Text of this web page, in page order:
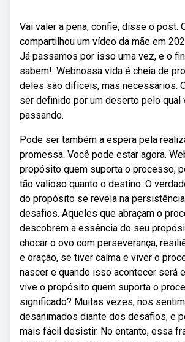
Vai valer a pena, confie, disse o post.
compartilhou um vídeo da mãe em
Já passamos por isso uma vez, e o
sabem!. Webnossa vida é cheia de
deles são difíceis, mas necessários.
ser definido por um deserto pelo qual
passando.
Pode ser também a espera pela
promessa. Você pode estar agora.
propósito quem suporta o processo,
tão valioso quanto o destino. O
do propósito se revela na
desafios. Aqueles que abraçam o
descobrem a essência do seu
chocar o ovo com perseverança,
e oração, se tiver calma e viver o
nascer e quando isso acontecer será
vive o propósito quem suporta o
significado? Muitas vezes, nos
desanimados diante dos desafios, e
mais fácil desistir. No entanto, essa